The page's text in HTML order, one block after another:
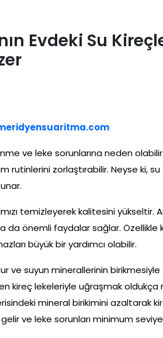
Evdeki Su
ve leke sorunlarına neden
rutinlerini zorlaştırabilir. Neyse ki,
temizleyerek kalitesini yükseltir.
da önemli faydalar sağlar.
büyük bir yardımcı olabilir.
ve suyun minerallerinin birikmesiyle
kireç lekeleriyle uğraşmak oldukça
mineral birikimini azaltarak
ve leke sorunları minimum